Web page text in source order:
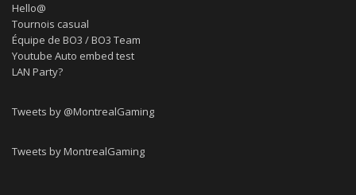
Hello@
Tournois casual
Équipe de BO3 / BO3 Team
Youtube Auto embed test
LAN Party?
Tweets by @MontrealGaming
Tweets by MontrealGaming